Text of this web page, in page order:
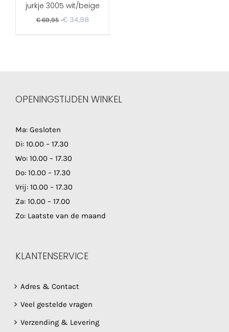
jurkje 3005 wit/beige
€69,95 €34,98
OPENINGSTIJDEN WINKEL
Ma: Gesloten
Di: 10.00 – 17.30
Wo: 10.00 – 17.30
Do: 10.00 – 17.30
Vrij: 10.00 – 17.30
Za: 10.00 – 17.00
Zo: Laatste van de maand
KLANTENSERVICE
Adres & Contact
Veel gestelde vragen
Verzending & Levering